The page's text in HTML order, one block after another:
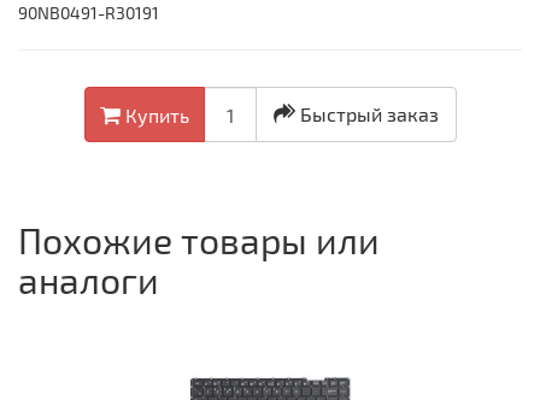
90NB0491-R30191
Купить Быстрый заказ
Похожие товары или
аналоги